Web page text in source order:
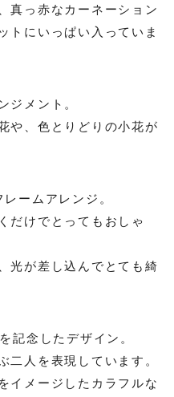
真っ赤なカーネーション
トにいっぱい入っていま
ジメント。
や、色とりどりの小花が
ームアレンジ。
だけでとってもおしゃ
光が差し込んでとても綺
記念したデザイン。
二人を表現しています。
イメージしたカラフルな